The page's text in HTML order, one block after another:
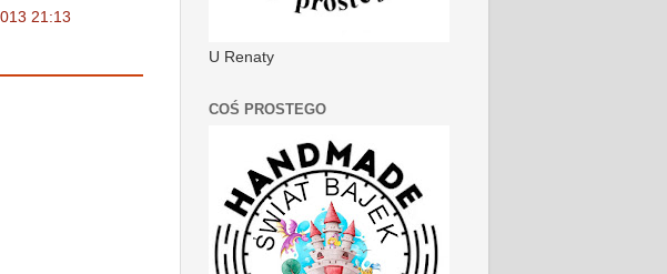
21:13
U Renaty
COŚ PROSTEGO